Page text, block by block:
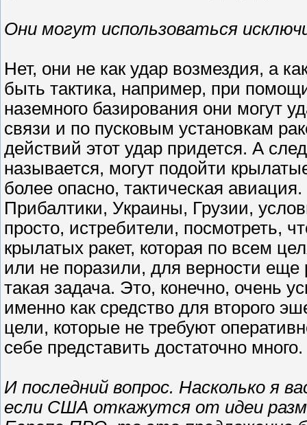
Они могут использоваться
Нет, они не как удар возмездия, а
быть тактика, например, при
наземного базирования они могут
связи и по пусковым установкам
действий этот удар придется. А
называется, могут подойти
более опасно, тактическая
Прибалтики, Украины, Грузии,
просто, истребители, посмотреть,
крылатых ракет, которая по всем
или не поразили, для верности еще
такая задача. Это, конечно, очень
именно как средство для второго
цели, которые не требуют
себе представить достаточно много.
И последний вопрос. Насколько я
если США откажутся от идеи